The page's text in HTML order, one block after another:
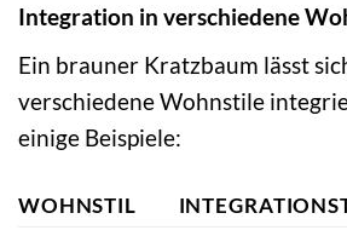
Integration in verschiedene
Ein brauner Kratzbaum lässt
verschiedene Wohnstile
einige Beispiele:
WOHNSTIL